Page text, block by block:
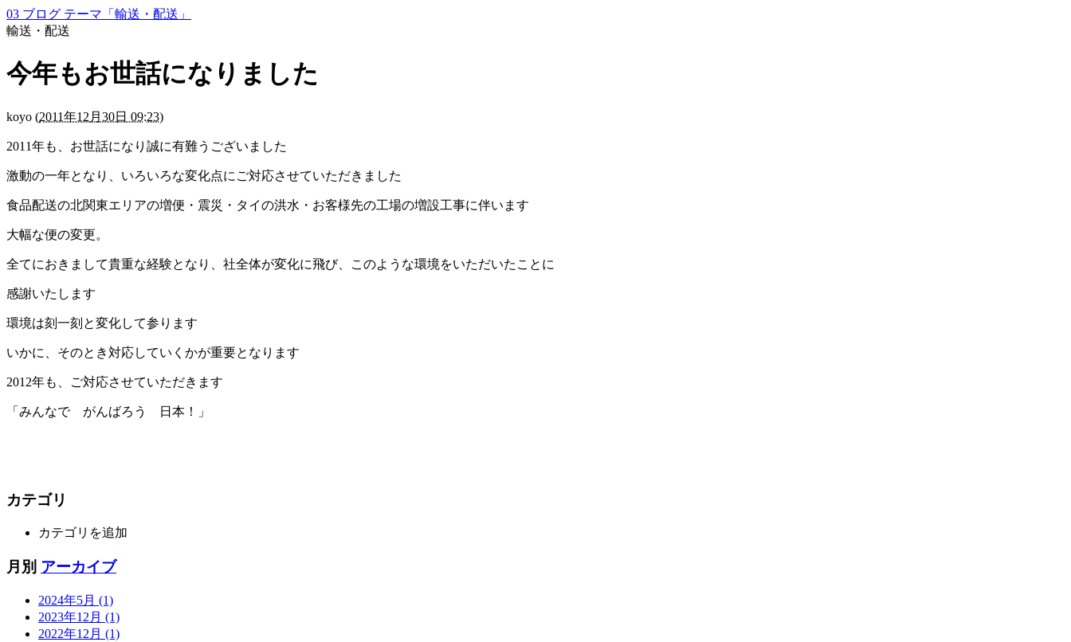
03 ブログ テーマ「輸送・配送」
輸送・配送
今年もお世話になりました
koyo (2011年12月30日 09:23)
2011年も、お世話になり誠に有難うございました
激動の一年となり、いろいろな変化点にご対応させていただきました
食品配送の北関東エリアの増便・震災・タイの洪水・お客様先の工場の増設工事に伴います
大幅な便の変更。
全てにおきまして貴重な経験となり、社全体が変化に飛び、このような環境をいただいたことに
感謝いたします
環境は刻一刻と変化して参ります
いかに、そのとき対応していくかが重要となります
2012年も、ご対応させていただきます
「みんなで がんばろう 日本！」
カテゴリ
カテゴリを追加
月別 アーカイブ
2024年5月 (1)
2023年12月 (1)
2022年12月 (1)